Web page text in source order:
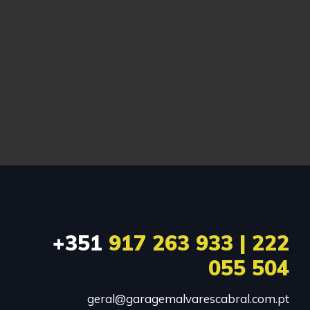
+351 917 263 933 | 222
055 504
geral@garagemalvarescabral.com.pt